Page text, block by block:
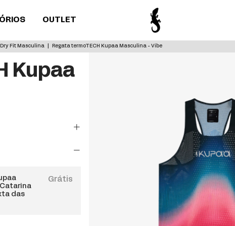
OUTLET
Dry Fit Masculina Regata termoTECH Kupaa Masculina - Vibe
Kupaa
das
Grátis